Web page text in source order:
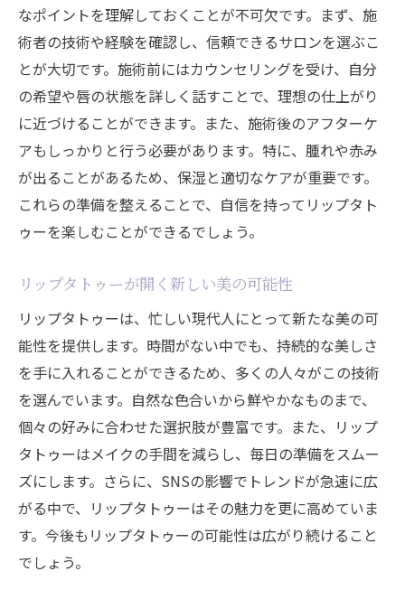
未来を見据えたリップタトゥーの展望
次世代の美容施術としての可能性
より進化する技術とその期待
美のトレンドを牽引するリップタトゥー
市場での成長と変化の予測
リップタトゥーが描く未来の美の形
なポイントを理解しておくことが不可欠です。まず、施
術者の技術や経験を確認し、信頼できるサロンを選ぶこ
とが大切です。施術前にはカウンセリングを受け、自分
の希望や唇の状態を詳しく話すことで、理想の仕上がり
に近づけることができます。また、施術後のアフターケ
アもしっかりと行う必要があります。特に、腫れや赤み
が出ることがあるため、保湿と適切なケアが重要です。
これらの準備を整えることで、自信を持ってリップタト
ゥーを楽しむことができるでしょう。
リップタトゥーが開く新しい美の可能性
リップタトゥーは、忙しい現代人にとって新たな美の可
能性を提供します。時間がない中でも、持続的な美しさ
を手に入れることができるため、多くの人々がこの技術
を選んでいます。自然な色合いから鮮やかなものまで、
個々の好みに合わせた選択肢が豊富です。また、リップ
タトゥーはメイクの手間を減らし、毎日の準備をスムー
ズにします。さらに、SNSの影響でトレンドが急速に広
がる中で、リップタトゥーはその魅力を更に高めていま
す。今後もリップタトゥーの可能性は広がり続けること
でしょう。